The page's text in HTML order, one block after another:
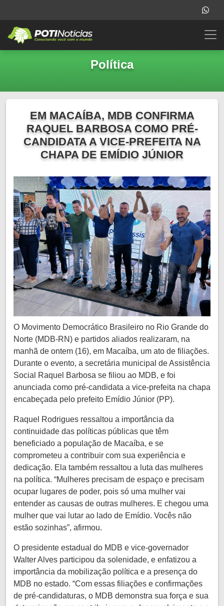
Política
EM MACAÍBA, MDB CONFIRMA
RAQUEL BARBOSA COMO PRÉ-
CANDIDATA A VICE-PREFEITA NA
CHAPA DE EMÍDIO JÚNIOR
O Movimento Democrático Brasileiro no Rio Grande do
Norte (MDB-RN) e partidos aliados realizaram, na
manhã de ontem (16), em Macaíba, um ato de filiações.
Durante o evento, a secretária municipal de Assistência
Social Raquel Barbosa se filiou ao MDB, e foi
anunciada como pré-candidata a vice-prefeita na chapa
encabeçada pelo prefeito Emídio Júnior (PP).
Raquel Rodrigues ressaltou a importância da
continuidade das políticas públicas que têm
beneficiado a população de Macaíba, e se
comprometeu a contribuir com sua experiência e
dedicação. Ela também ressaltou a luta das mulheres
na política. “Mulheres precisam de espaço e precisam
ocupar lugares de poder, pois só uma mulher vai
entender as causas de outras mulheres. E chegou uma
mulher que vai lutar ao lado de Emídio. Vocês não
estão sozinhas”, afirmou.
O presidente estadual do MDB e vice-governador
Walter Alves participou da solenidade, e enfatizou a
importância da mobilização política e a presença do
MDB no estado. “Com essas filiações e confirmações
de pré-candidaturas, o MDB demonstra sua força e sua